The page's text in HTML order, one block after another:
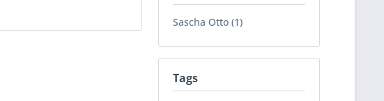
Sascha Otto (1)
Tags